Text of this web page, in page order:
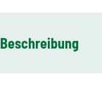
Beschreibung